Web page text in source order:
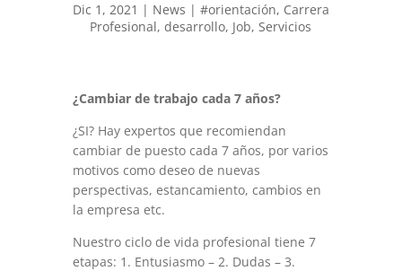
Dic 1, 2021 | News | #orientación Carrera
Profesional desarrollo Job Servicios
¿Cambiar de trabajo cada 7 años?
¿SI? Hay expertos que recomiendan
cambiar de puesto cada 7 años, por varios
motivos como deseo de nuevas
perspectivas, estancamiento, cambios en
la empresa etc.
Nuestro ciclo de vida profesional tiene 7
etapas: 1. Entusiasmo – 2. Dudas – 3.